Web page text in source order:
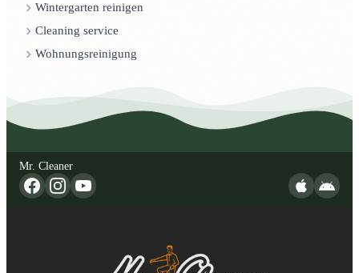
Wintergarten reinigen
Cleaning service
Wohnungsreinigung
Mr. Cleaner